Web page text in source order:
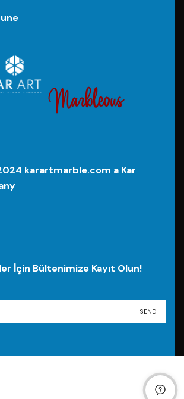
karartmarble.com a Kar
İçin Bültenimize Kayıt Olun!